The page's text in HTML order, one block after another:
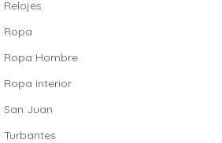
Relojes
Ropa
Ropa Hombre
Ropa Interior
San Juan
Turbantes